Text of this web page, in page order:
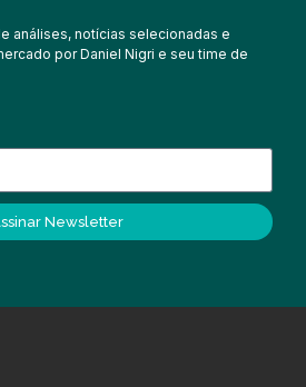
análises, notícias selecionadas e
por Daniel Nigri e seu time de
Newsletter